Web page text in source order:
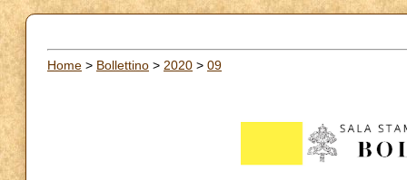
Home > Bollettino > 2020 > 09